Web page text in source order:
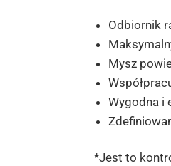
Odbiornik
Mysz
Wygodna i
*Jest to